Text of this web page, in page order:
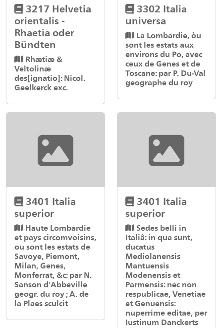
3217 Helvetia
orientalis -
Rhaetia oder
Bündten
Rhætiæ &
Veltolinæ
des[ignatio]: Nicol.
Geelkerck exc.
3302 Italia
universa
La Lombardie, òu
sont les estats aux
environs du Po, avec
ceux de Genes et de
Toscane: par P. Du-Val
geographe du roy
3401 Italia
superior
Haute Lombardie
et pays circomvoisins,
ou sont les estats de
Savoye, Piemont,
Milan, Genes,
Monferrat, &c: par N.
Sanson d'Abbeville
geogr. du roy ; A. de
la Plaes sculcit
3401 Italia
superior
Sedes belli in
Italiâ: in qua sunt,
ducatus
Mediolanensis
Mantuensis
Modenensis et
Parmensis: nec non
respublicae, Venetiae
et Genuensis:
nuperrime editae, per
Iustinum Danckerts